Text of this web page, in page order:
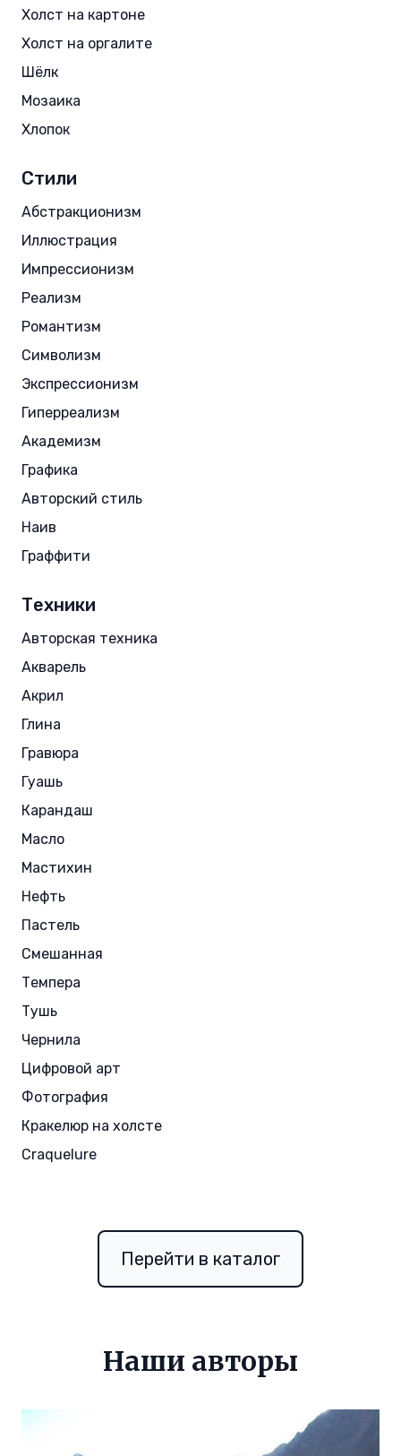
Холст на картоне
Холст на оргалите
Шёлк
Мозаика
Хлопок
Стили
Абстракционизм
Иллюстрация
Импрессионизм
Реализм
Романтизм
Символизм
Экспрессионизм
Гиперреализм
Академизм
Графика
Авторский стиль
Наив
Граффити
Техники
Авторская техника
Акварель
Акрил
Глина
Гравюра
Гуашь
Карандаш
Масло
Мастихин
Нефть
Пастель
Смешанная
Темпера
Тушь
Чернила
Цифровой арт
Фотография
Кракелюр на холсте
Craquelure
Перейти в каталог
Наши авторы